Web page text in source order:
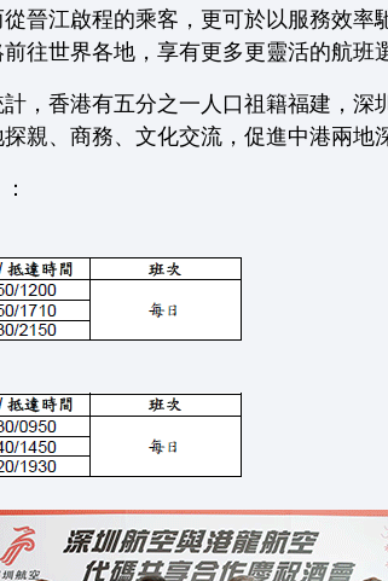
晉江啟程的乘客，更可於以服務效率
往世界各地，享有更多更靈活的航班
，香港有五分之一人口祖籍福建，深
親、商務、文化交流，促進中港兩地